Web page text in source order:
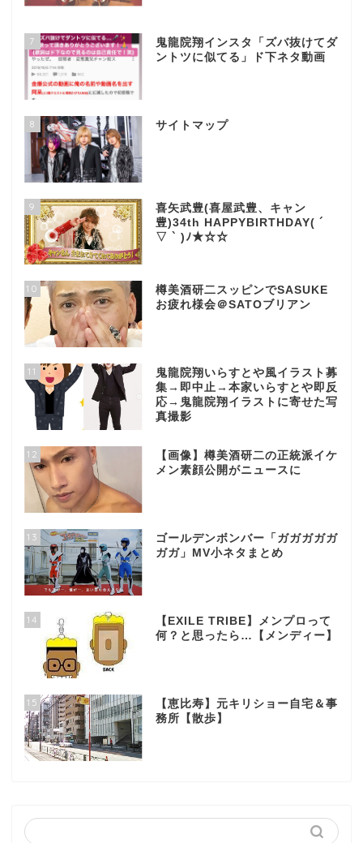
7
鬼龍院翔インスタ「ズバ抜けてダ
ントツに似てる」ド下ネタ動画
8 サイトマップ
9
喜矢武豊(喜屋武豊、キャン
豊)34th HAPPYBIRTHDAY( ´
▽ ` )ﾉ★☆☆
10
樽美酒研二スッピンでSASUKE
お疲れ様会＠SATOブリアン
11
鬼龍院翔いらすとや風イラスト募
集→即中止→本家いらすとや即反
応→鬼龍院翔イラストに寄せた写
真撮影
12
【画像】樽美酒研二の正統派イケ
メン素顔公開がニュースに
13
ゴールデンボンバー「ガガガガガ
ガガ」MV小ネタまとめ
14
【EXILE TRIBE】メンプロって
何？と思ったら…【メンディー】
15
【恵比寿】元キリショー自宅＆事
務所【散歩】